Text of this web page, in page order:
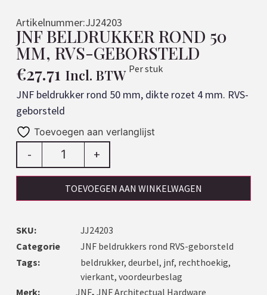
Artikelnummer:JJ24203
JNF BELDRUKKER ROND 50
MM, RVS-GEBORSTELD
€27.71 Incl. BTW Per stuk
JNF beldrukker rond 50 mm, dikte rozet 4 mm. RVS-
geborsteld
Toevoegen aan verlanglijst
- +
TOEVOEGEN AAN WINKELWAGEN
SKU:
JJ24203
Categorie
JNF beldrukkers rond RVS-geborsteld
Tags:
beldrukker, deurbel, jnf, rechthoekig,
vierkant, voordeurbeslag
Merk:
JNF, JNF Architectual Hardware